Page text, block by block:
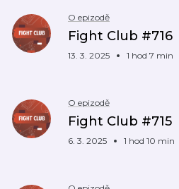
O epizodě
Fight Club #716
13. 3. 2025 1 hod 7 min
O epizodě
Fight Club #715
6. 3. 2025 1 hod 10 min